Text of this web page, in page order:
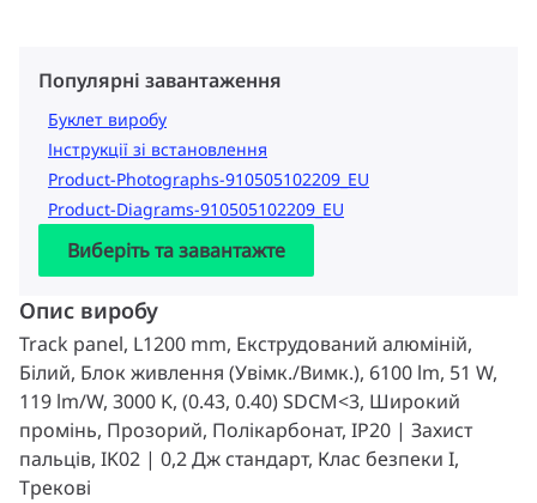
Популярні завантаження
Буклет виробу
Інструкції зі встановлення
Product-Photographs-910505102209_EU
Product-Diagrams-910505102209_EU
Виберіть та завантажте
Опис виробу
Track panel, L1200 mm, Екструдований алюміній,
Білий, Блок живлення (Увімк./Вимк.), 6100 lm, 51 W,
119 lm/W, 3000 K, (0.43, 0.40) SDCM<3, Широкий
промінь, Прозорий, Полікарбонат, IP20 | Захист
пальців, IK02 | 0,2 Дж стандарт, Клас безпеки I,
Трекові